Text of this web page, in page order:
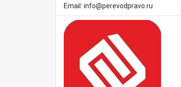
Email: info@perevodpravo.ru